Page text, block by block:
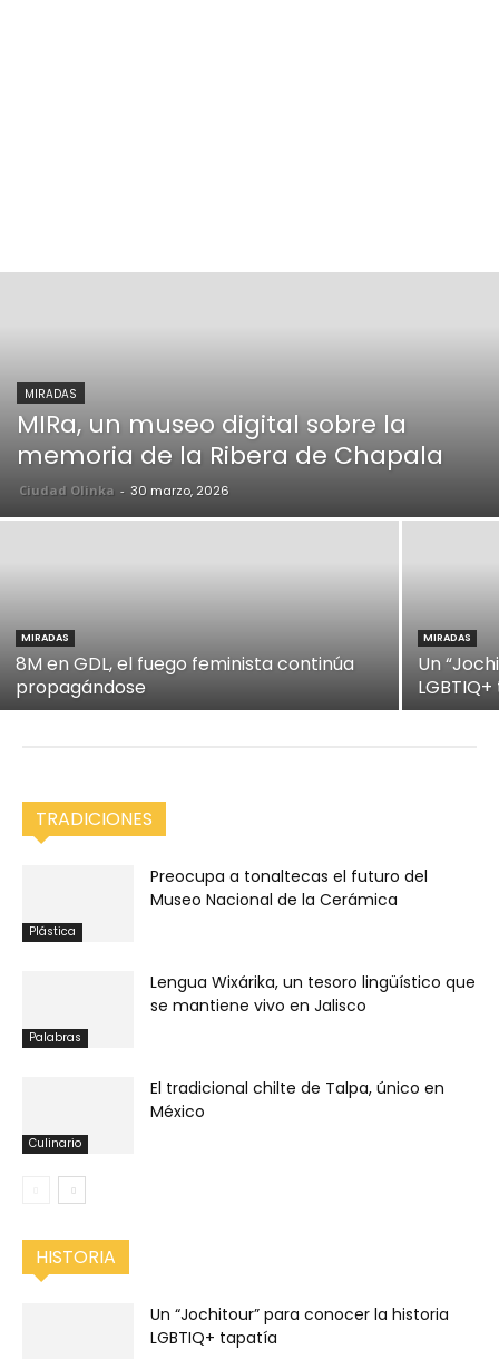
MIRADAS
MIRa, un museo digital sobre la
memoria de la Ribera de Chapala
Ciudad Olinka - 30 marzo, 2026
MIRADAS
8M en GDL, el fuego feminista continúa
propagándose
MIRADAS
Un
TRADICIONES
Plástica
Preocupa a tonaltecas el futuro del
Museo Nacional de la Cerámica
Palabras
Lengua Wixárika, un tesoro lingüístico que
se mantiene vivo en Jalisco
Culinario
El tradicional chilte de Talpa, único en
México
HISTORIA
Un “Jochitour” para conocer la historia
LGBTIQ+ tapatía